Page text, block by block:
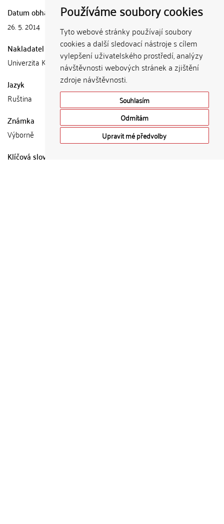
Používáme soubory cookies
Tyto webové stránky používají soubory
cookies a další sledovací nástroje s cílem
vylepšení uživatelského prostředí, analýzy
návštěvnosti webových stránek a zjištění
zdroje návštěvnosti.
Souhlasím
Odmítám
Upravit mé předvolby
Datum obhajoby
26. 5. 2014
Nakladatel
Univerzita Karlova, Pedagogická fakulta
Jazyk
Ruština
Známka
Výborně
Klíčová slova (česky)